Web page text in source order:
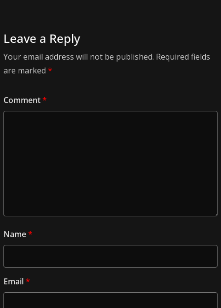
Leave a Reply
Your email address will not be published. Required fields
are marked *
Comment*
Name*
Email*